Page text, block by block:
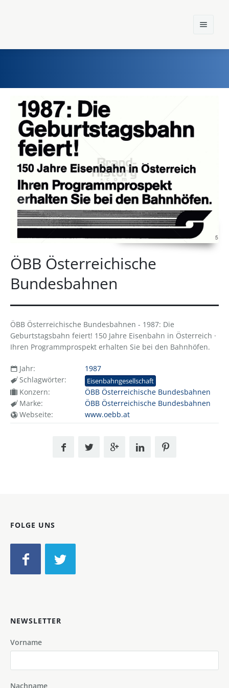
Home
Einst und Heute
Marken
Konzerne
Epoche
ÖBB Österreichische
Bundesbahnen
ÖBB Österreichische Bundesbahnen - 1987: Die
Geburtstagsbahn feiert! 150 Jahre Eisenbahn in Österreich ·
Ihren Programmprospekt erhalten Sie bei den Bahnhöfen.
Jahr:
1987
Schlagwörter:
Eisenbahngesellschaft
Konzern:
ÖBB Österreichische Bundesbahnen
Marke:
ÖBB Österreichische Bundesbahnen
Webseite:
www.oebb.at
FOLGE UNS
NEWSLETTER
Vorname
Nachname